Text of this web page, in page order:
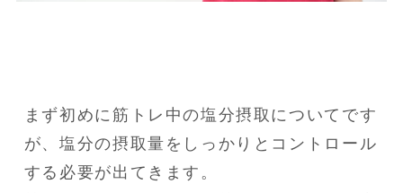
まず初めに筋トレ中の塩分摂取についてです
が、塩分の摂取量をしっかりとコントロール
する必要が出てきます。